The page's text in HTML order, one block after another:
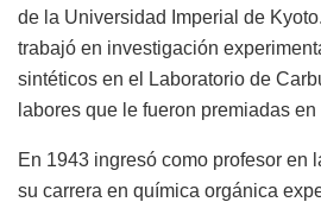
de la Universidad Imperial de
trabajó en investigación
sintéticos en el Laboratorio de
labores que le fueron premiadas en
En 1943 ingresó como profesor en
su carrera en química orgánica